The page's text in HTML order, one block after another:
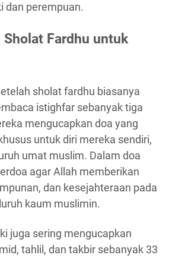
dan perempuan.
Sholat Fardhu untuk
sholat fardhu biasanya
istighfar sebanyak tiga
mengucapkan doa yang
untuk diri mereka sendiri,
umat muslim. Dalam doa
agar Allah memberikan
dan kesejahteraan pada
kaum muslimin.
juga sering mengucapkan
tahlil, dan takbir sebanyak 33